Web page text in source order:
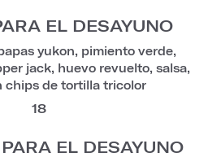
EL DESAYUNO
yukon, pimiento verde,
jack, huevo revuelto, salsa,
chips de tortilla tricolor
18
EL DESAYUNO